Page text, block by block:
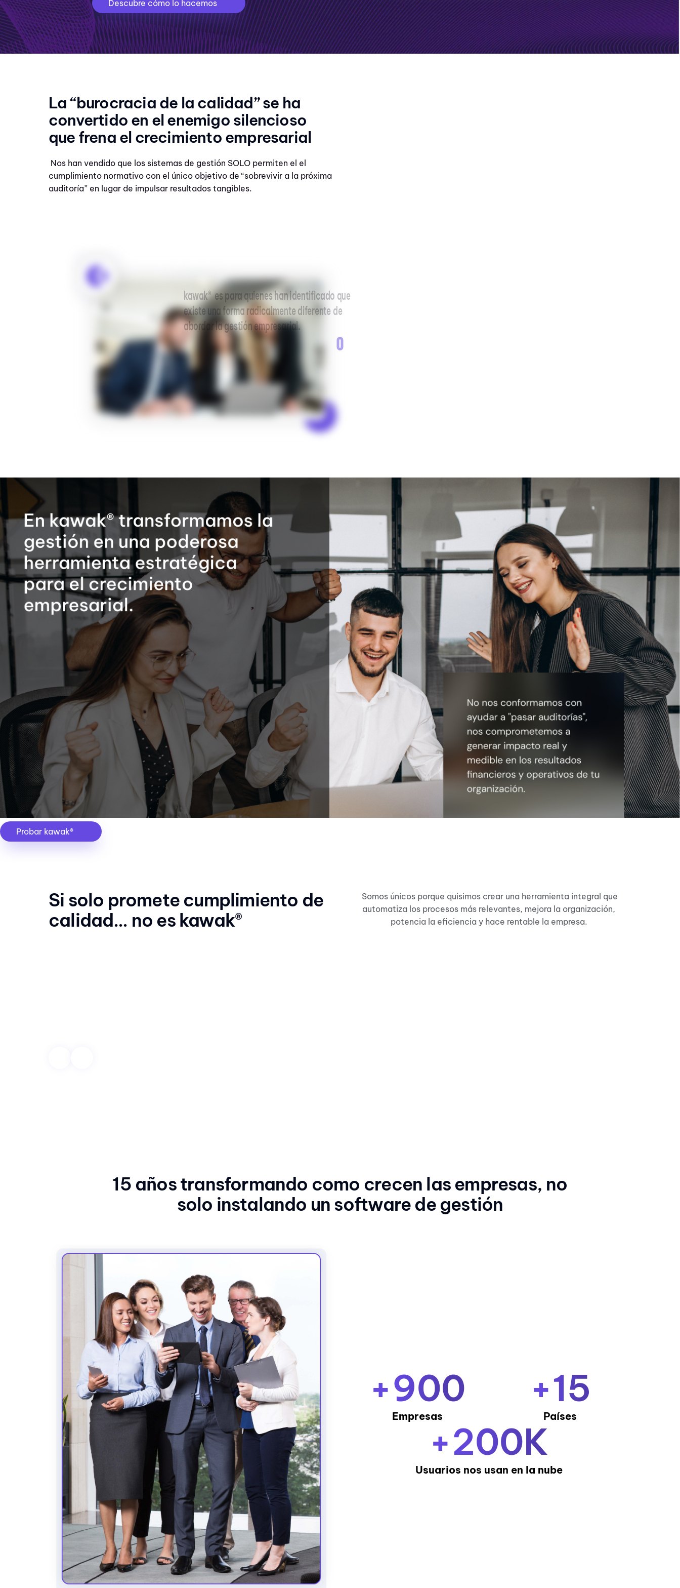
Descubre cómo lo hacemos
La “burocracia de la calidad” se ha
convertido en el enemigo silencioso
que frena el crecimiento empresarial
Nos han vendido que los sistemas de gestión SOLO permiten el el
cumplimiento normativo con el único objetivo de “sobrevivir a la próxima
auditoría” en lugar de impulsar resultados tangibles.
kawak® es para quienes han identificado que
existe una forma radicalmente diferente de
abordar la gestión empresarial.
Probar kawak®
Si solo promete cumplimiento de
calidad… no es kawak®
Somos únicos porque quisimos crear una herramienta integral que
automatiza los procesos más relevantes, mejora la organización,
potencia la eficiencia y hace rentable la empresa.
15 años transformando como crecen las empresas, no
solo instalando un software de gestión
+900
Empresas
+15
Países
+200K
Usuarios nos usan en la nube